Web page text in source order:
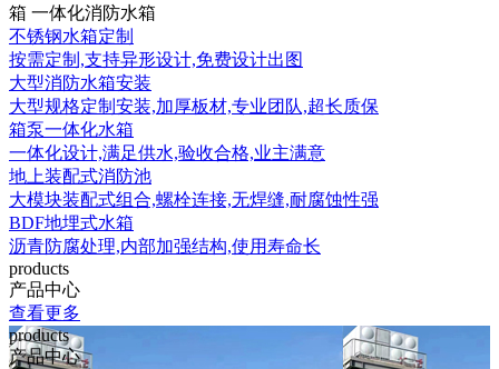
箱 一体化消防水箱
不锈钢水箱定制
按需定制,支持异形设计,免费设计出图
大型消防水箱安装
大型规格定制安装,加厚板材,专业团队,超长质保
箱泵一体化水箱
一体化设计,满足供水,验收合格,业主满意
地上装配式消防池
大模块装配式组合,螺栓连接,无焊缝,耐腐蚀性强
BDF地埋式水箱
沥青防腐处理,内部加强结构,使用寿命长
products
产品中心
查看更多
products
产品中心